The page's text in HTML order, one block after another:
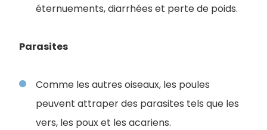
éternuements, diarrhées et perte de poids.
Parasites
Comme les autres oiseaux, les poules
peuvent attraper des parasites tels que les
vers, les poux et les acariens.